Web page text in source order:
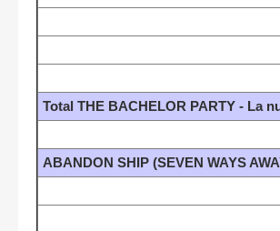
Total THE BACHELOR PARTY - La
ABANDON SHIP (SEVEN WAYS